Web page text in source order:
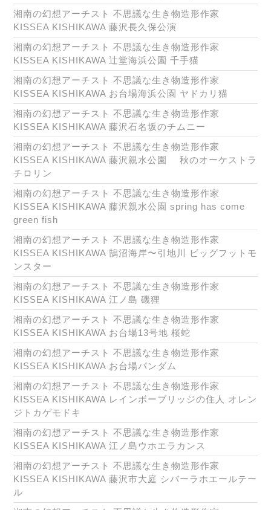
湘南の幻想アーチスト 不思議な生き物造形作家
KISSEA KISHIKAWA 藤沢長久保公演
湘南の幻想アーチスト 不思議な生き物造形作家
KISSEA KISHIKAWA 辻堂海浜公園 千手猫
湘南の幻想アーチスト 不思議な生き物造形作家
KISSEA KISHIKAWA お台場海浜公園 ヤドカリ猫
湘南の幻想アーチスト 不思議な生き物造形作家
KISSEA KISHIKAWA 藤沢石名坂のチムニー
湘南の幻想アーチスト 不思議な生き物造形作家
KISSEA KISHIKAWA 藤沢親水公園 秋のオーケストラ
チロリン
湘南の幻想アーチスト 不思議な生き物造形作家
KISSEA KISHIKAWA 藤沢親水公園 spring has come
green fish
湘南の幻想アーチスト 不思議な生き物造形作家
KISSEA KISHIKAWA 鵠沼海岸〜引地川 ビッグフットモ
ンスター
湘南の幻想アーチスト 不思議な生き物造形作家
KISSEA KISHIKAWA 江ノ島 磯狸
湘南の幻想アーチスト 不思議な生き物造形作家
KISSEA KISHIKAWA お台場13号地 桜蛇
湘南の幻想アーチスト 不思議な生き物造形作家
KISSEA KISHIKAWA お台場パンダム
湘南の幻想アーチスト 不思議な生き物造形作家
KISSEA KISHIKAWA レインボーブリッジの住人 オレン
ジトカゲモドキ
湘南の幻想アーチスト 不思議な生き物造形作家
KISSEA KISHIKAWA 江ノ島ウホエラカンス
湘南の幻想アーチスト 不思議な生き物造形作家
KISSEA KISHIKAWA 藤沢市大庭 シバーラホエールテー
ル